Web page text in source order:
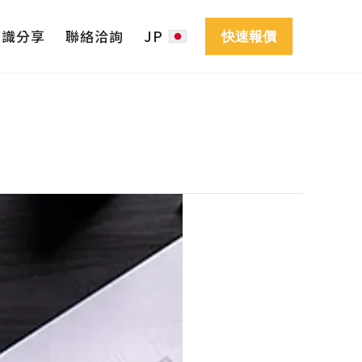
分享 聯絡洽詢 JP 快速報價